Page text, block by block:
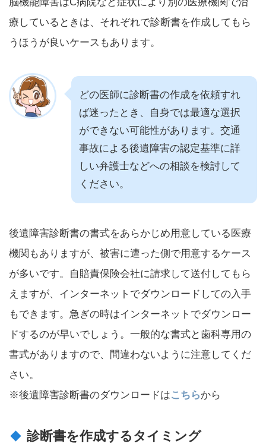
療しているときは、それぞれで診断書を作成してもら
うほうが良いケースもあります。
どの医師に診断書の作成を依頼すれ
ば迷ったとき、自身では最適な選択
ができない可能性があります。交通
事故による後遺障害の認定基準に詳
しい弁護士などへの相談を検討して
ください。
後遺障害診断書の書式をあらかじめ用意している医療
機関もありますが、被害に遭った側で用意するケース
が多いです。自賠責保険会社に請求して送付してもら
えますが、インターネットでダウンロードしての入手
もできます。急ぎの時はインターネットでダウンロー
ドするのが早いでしょう。一般的な書式と歯科専用の
書式がありますので、間違わないように注意してくだ
さい。
※後遺障害診断書のダウンロードはこちらから
診断書を作成するタイミング